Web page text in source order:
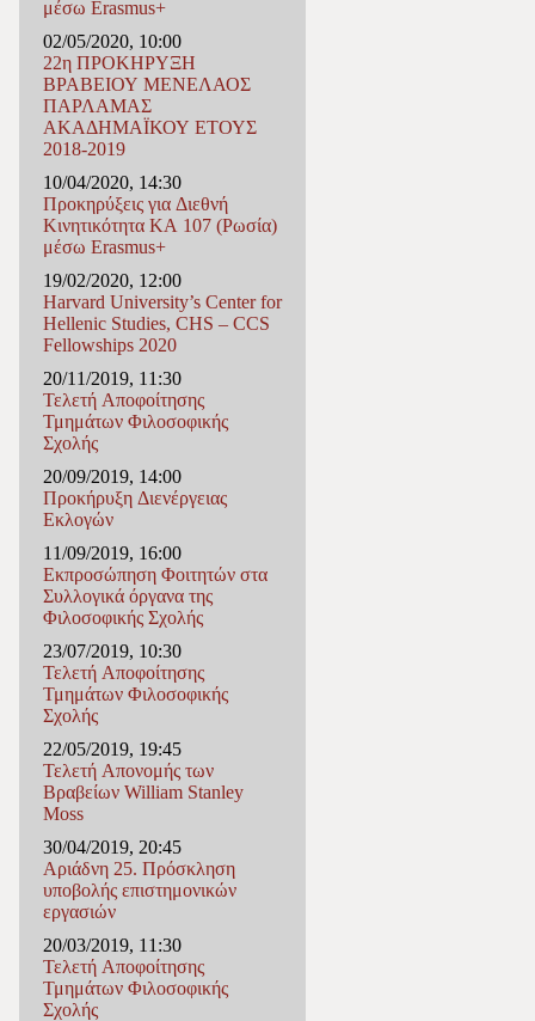
μέσω Erasmus+
02/05/2020, 10:00
22η ΠΡΟΚΗΡΥΞΗ
ΒΡΑΒΕΙΟΥ ΜΕΝΕΛΑΟΣ
ΠΑΡΛΑΜΑΣ
ΑΚΑΔΗΜΑΪΚΟΥ ΕΤΟΥΣ
2018-2019
10/04/2020, 14:30
Προκηρύξεις για Διεθνή
Κινητικότητα ΚΑ 107 (Ρωσία)
μέσω Erasmus+
19/02/2020, 12:00
Harvard University’s Center for
Hellenic Studies, CHS – CCS
Fellowships 2020
20/11/2019, 11:30
Τελετή Αποφοίτησης
Τμημάτων Φιλοσοφικής
Σχολής
20/09/2019, 14:00
Προκήρυξη Διενέργειας
Εκλογών
11/09/2019, 16:00
Εκπροσώπηση Φοιτητών στα
Συλλογικά όργανα της
Φιλοσοφικής Σχολής
23/07/2019, 10:30
Τελετή Αποφοίτησης
Τμημάτων Φιλοσοφικής
Σχολής
22/05/2019, 19:45
Τελετή Απονομής των
Βραβείων William Stanley
Moss
30/04/2019, 20:45
Αριάδνη 25. Πρόσκληση
υποβολής επιστημονικών
εργασιών
20/03/2019, 11:30
Τελετή Αποφοίτησης
Τμημάτων Φιλοσοφικής
Σχολής